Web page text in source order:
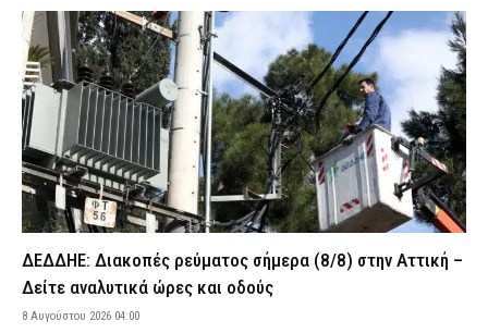
Σκιάθος: «Με ξυλοκόπησαν και με άφησαν αιμόφυρτο στο
δρόμο» – Άγριος καβγάς με λοστάρια, μαχαίρια και σφυριά
ΔΙΚΑΙΟΣΥΝΗ 7 Αυγούστου 2026 21:53
Εξαφάνιση 15χρονου στην Αθήνα: Τι αναφέρει το «Χαμόγελο του
Παιδιού»
ΕΙΔΗΣΕΙΣ 7 Αυγούστου 2026 21:39
Συνελήφθησαν σε Καβάλα και Αλεξανδρούπολη τρεις άνδρες
για ναρκωτικά και λαθραίο καπνό
Τραγωδία στην Πάτρα: Πέθανε βρέφος οκτώ ημερών στη ΜΕΘ
Νεογνών του Νοσοκομείου «Άγιος Ανδρέας»
ΔΕΔΔΗΕ: Διακοπές ρεύματος σήμερα (8/8) στην Αττική –
Δείτε αναλυτικά ώρες και οδούς
8 Αυγούστου 2026 04:00